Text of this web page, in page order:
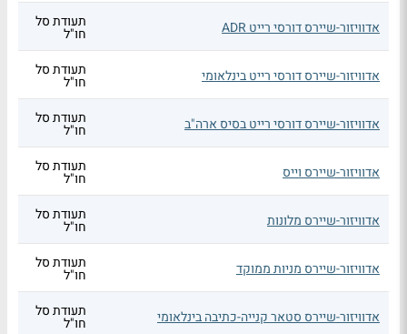
אדוויזור-שיירס דורסי רייט ADR תעודת סל
חו"ל
אדוויזור-שיירס דורסי רייט בינלאומי תעודת סל
חו"ל
אדוויזור-שיירס דורסי רייט בסיס ארה"ב תעודת סל
חו"ל
אדוויזור-שיירס וייס תעודת סל
חו"ל
אדוויזור-שיירס מלונות תעודת סל
חו"ל
אדוויזור-שיירס מניות ממוקד תעודת סל
חו"ל
אדוויזור-שיירס סטאר קנייה-כתיבה בינלאומי תעודת סל
חו"ל